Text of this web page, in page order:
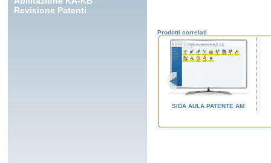
Revisione Patenti
Prodotti correlati
SIDA AULA PATENTE AM